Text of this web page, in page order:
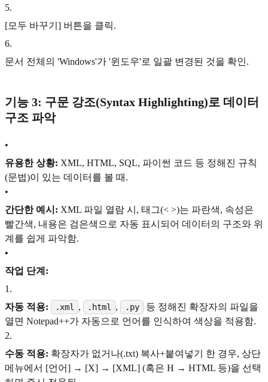
5.
[모두 바꾸기] 버튼을 클릭.
6.
문서 전체의 'Windows'가 '윈도우'로 일괄 변경된 것을 확인.
기능 3: 구문 강조(Syntax Highlighting)로 데이터
구조 파악
•
유용한 상황: XML, HTML, SQL, 파이썬 코드 등 정해진 규칙
(문법)이 있는 데이터를 볼 때.
•
간단한 예시: XML 파일 열람 시, 태그(< >)는 파란색, 속성은
빨간색, 내용은 검은색으로 자동 표시되어 데이터의 구조와 위
계를 쉽게 파악함.
•
작업 단계:
1 .
자동 적용:
.xml , .html , .py
등 정해진 확장자의 파일을
열면 Notepad++가 자동으로 언어를 인식하여 색상을 적용함.
2.
수동 적용: 확장자가 없거나(.txt) 복사+붙여넣기 한 경우, 상단
메뉴에서 [언어] → [X] → [XML] (혹은 H → HTML 등)을 선택